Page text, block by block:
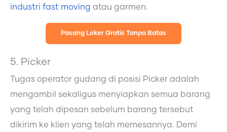
industri fast moving atau garmen.
Pasang Loker Gratis Tanpa Batas
5. Picker
Tugas operator gudang di posisi Picker adalah
mengambil sekaligus menyiapkan semua barang
yang telah dipesan sebelum barang tersebut
dikirim ke klien yang telah memesannya. Demi